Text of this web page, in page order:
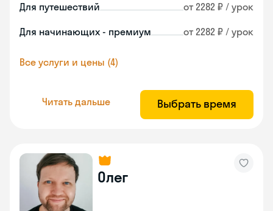
Для путешествий от 2282 ₽ / урок
Для начинающих - премиум от 2282 ₽ / урок
Все услуги и цены (4)
Читать дальше Выбрать время
Олег